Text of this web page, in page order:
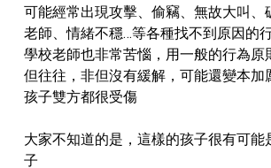
可能經常出現攻擊、偷竊、無故大叫、
老師、情緒不穩…等各種找不到原因的
學校老師也非常苦惱，用一般的行為原
但往往，非但沒有緩解，可能還變本加
孩子雙方都很受傷
大家不知道的是，這樣的孩子很有可能
子